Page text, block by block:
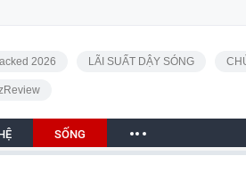
2026 LÃI SUẤT DẬY SÓNG
SỐNG